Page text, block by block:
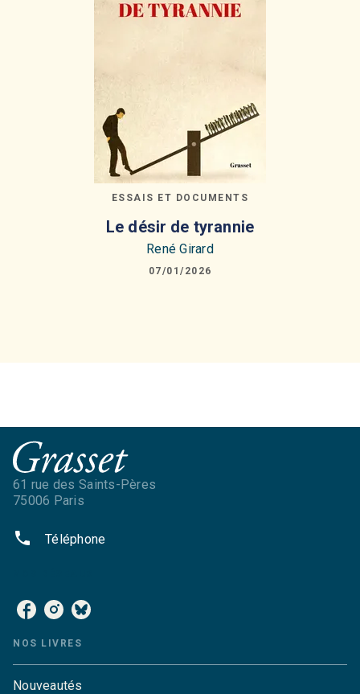
ESSAIS ET DOCUMENTS
Le désir de tyrannie
René Girard
07/01/2026
61 rue des Saints-Pères
75006 Paris
phone Téléphone
NOS LIVRES
Nouveautés